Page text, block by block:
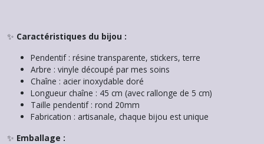
✨ Caractéristiques du bijou :
Pendentif : résine transparente, stickers, terre
Arbre : vinyle découpé par mes soins
Chaîne : acier inoxydable doré
Longueur chaîne : 45 cm (avec rallonge de 5 cm)
Taille pendentif : rond 20mm
Fabrication : artisanale, chaque bijou est unique
✨ Emballage :